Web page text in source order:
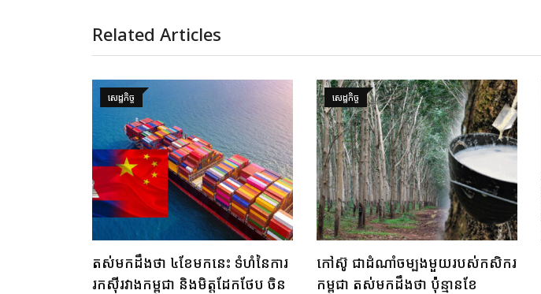
Related Articles
សេដ្ឋកិច្ច
តស់មកដឹងថា ៤ខែមកនេះ ទំហំនៃការ
រកស៊ីរវាងកម្ពុជា និងមិត្តដែកថែប ចិន
សេដ្ឋកិច្ច
កៅស៊ូ ជាដំណាំចម្បងមួយរបស់កសិករ
កម្ពុជា តស់មកដឹងថា ប៉ុន្មានខែ